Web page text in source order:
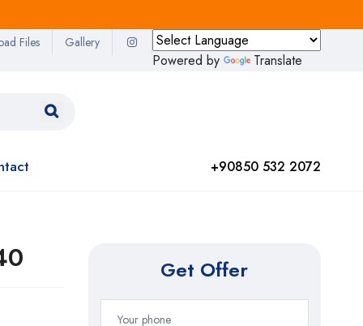
Powered by Translate
Files Gallery
+90850 532 2072
Get Offer